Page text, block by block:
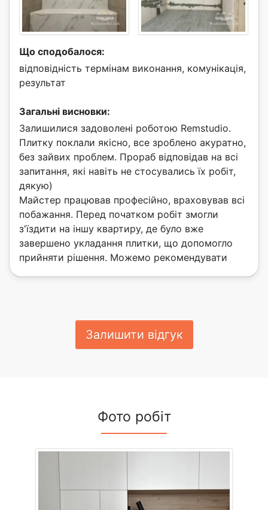
Що сподобалося:
відповідність термінам виконання, комунікація,
результат
Загальні висновки:
Залишилися задоволені роботою Remstudio.
Плитку поклали якісно, все зроблено акуратно,
без зайвих проблем. Прораб відповідав на всі
запитання, які навіть не стосувались їх робіт,
дякую)
Майстер працював професійно, враховував всі
побажання. Перед початком робіт змогли
з'їздити на іншу квартиру, де було вже
завершено укладання плитки, що допомогло
прийняти рішення. Можемо рекомендувати
Залишити відгук
Фото робіт